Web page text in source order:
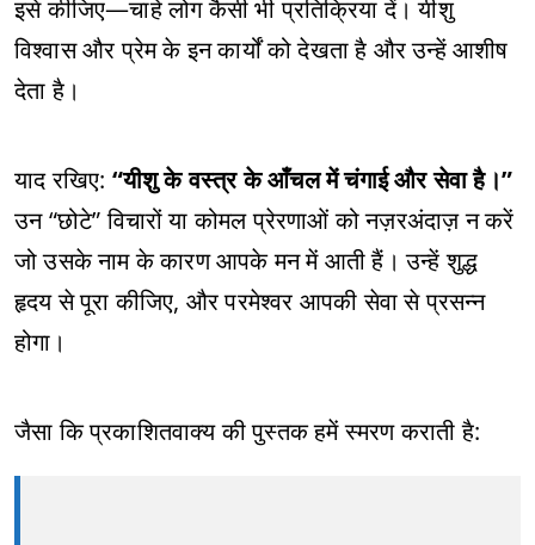
इसे कीजिए—चाहे लोग कैसी भी प्रतिक्रिया दें। यीशु
विश्वास और प्रेम के इन कार्यों को देखता है और उन्हें आशीष
देता है।
याद रखिए: “यीशु के वस्त्र के आँचल में चंगाई और सेवा है।”
उन “छोटे” विचारों या कोमल प्रेरणाओं को नज़रअंदाज़ न करें
जो उसके नाम के कारण आपके मन में आती हैं। उन्हें शुद्ध
हृदय से पूरा कीजिए, और परमेश्वर आपकी सेवा से प्रसन्न
होगा।
जैसा कि प्रकाशितवाक्य की पुस्तक हमें स्मरण कराती है: